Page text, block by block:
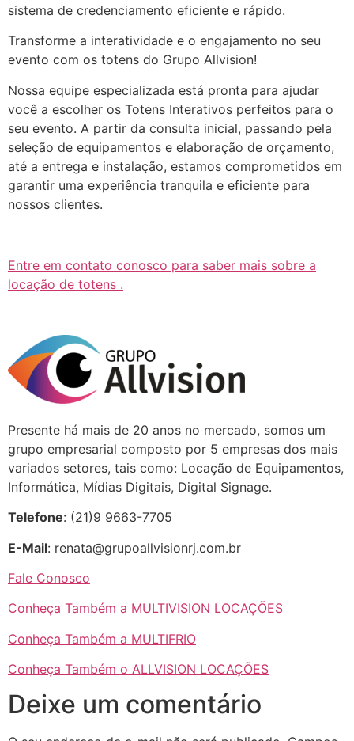
sistema de credenciamento eficiente e rápido.
Transforme a interatividade e o engajamento no seu
evento com os totens do Grupo Allvision!
Nossa equipe especializada está pronta para ajudar
você a escolher os Totens Interativos perfeitos para o
seu evento. A partir da consulta inicial, passando pela
seleção de equipamentos e elaboração de orçamento,
até a entrega e instalação, estamos comprometidos em
garantir uma experiência tranquila e eficiente para
nossos clientes.
Entre em contato conosco para saber mais sobre a
locação de totens .
Presente há mais de 20 anos no mercado, somos um
grupo empresarial composto por 5 empresas dos mais
variados setores, tais como: Locação de Equipamentos,
Informática, Mídias Digitais, Digital Signage.
Telefone: (21)9 9663-7705
E-Mail: renata@grupoallvisionrj.com.br
Fale Conosco
Conheça Também a MULTIVISION LOCAÇÕES
Conheça Também a MULTIFRIO
Conheça Também o ALLVISION LOCAÇÕES
Deixe um comentário